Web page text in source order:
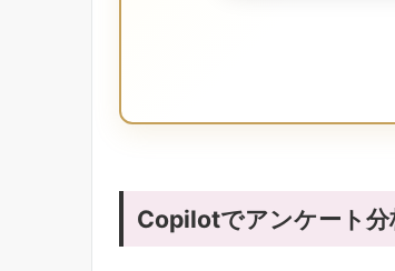
Copilotでアンケート